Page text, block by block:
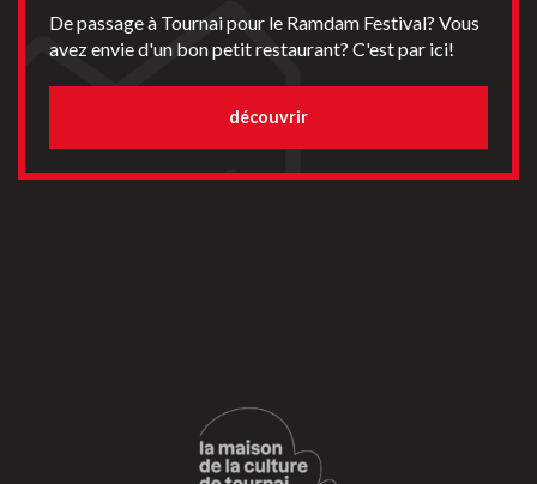
De passage à Tournai pour le Ramdam Festival? Vous
avez envie d'un bon petit restaurant? C'est par ici!
découvrir